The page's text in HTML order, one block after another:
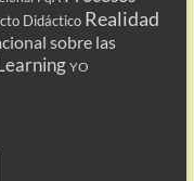
Didáctico Realidad
sobre las
YO